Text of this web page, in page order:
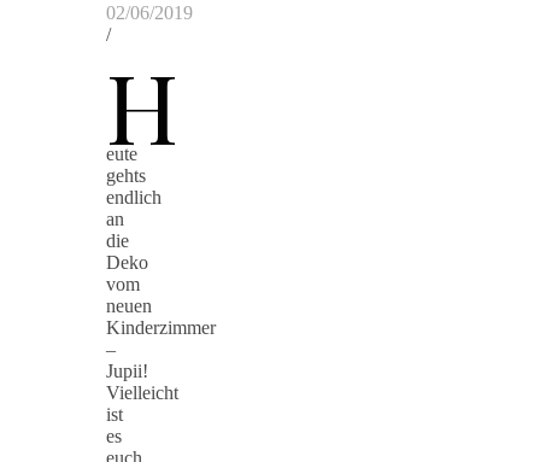
02/06/2019
/
H
eute
gehts
endlich
an
die
Deko
vom
neuen
Kinderzimmer
–
Jupii!
Vielleicht
ist
es
euch